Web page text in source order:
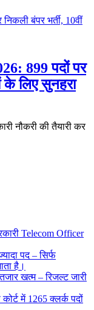
899 पदों पर
के लिए सुनहरा
नौकरी की तैयारी कर
Telecom Officer
पद – सिर्फ
है।
खत्म – रिजल्ट जारी
में 1265 क्लर्क पदों